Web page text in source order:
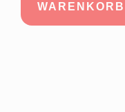
WARENKORB